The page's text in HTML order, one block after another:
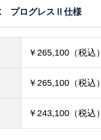
プログレスⅡ仕様
￥265,100（税込）
￥265,100（税込）
￥243,100（税込）